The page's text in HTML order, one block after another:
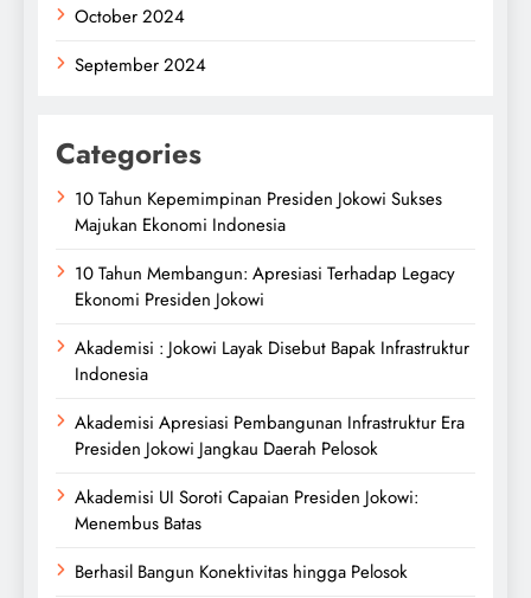
October 2024
September 2024
Categories
10 Tahun Kepemimpinan Presiden Jokowi Sukses
Majukan Ekonomi Indonesia
10 Tahun Membangun: Apresiasi Terhadap Legacy
Ekonomi Presiden Jokowi
Akademisi : Jokowi Layak Disebut Bapak Infrastruktur
Indonesia
Akademisi Apresiasi Pembangunan Infrastruktur Era
Presiden Jokowi Jangkau Daerah Pelosok
Akademisi UI Soroti Capaian Presiden Jokowi:
Menembus Batas
Berhasil Bangun Konektivitas hingga Pelosok